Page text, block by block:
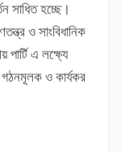
সাধিত হচ্ছে।
ও সাংবিধানিক
এ লক্ষ্যে
গঠনমূলক ও কার্যকর